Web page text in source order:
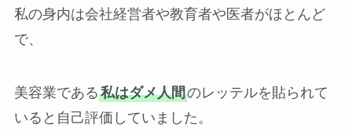
私の身内は会社経営者や教育者や医者がほとんど
で、
美容業である私はダメ人間のレッテルを貼られて
いると自己評価していました。